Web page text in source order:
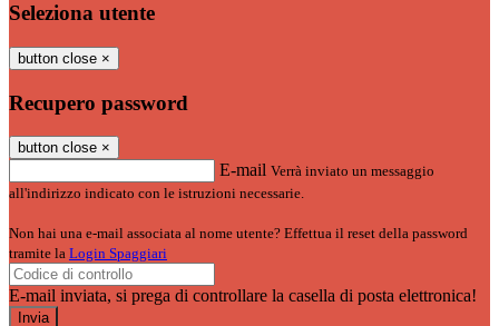
Seleziona utente
button close ×
Recupero password
button close ×
E-mail Verrà inviato un messaggio
all'indirizzo indicato con le istruzioni necessarie.
Non hai una e-mail associata al nome utente? Effettua il reset della password
tramite la Login Spaggiari
E-mail inviata, si prega di controllare la casella di posta elettronica!